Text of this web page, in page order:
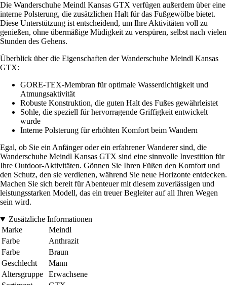
Die Wanderschuhe Meindl Kansas GTX verfügen außerdem über eine
interne Polsterung, die zusätzlichen Halt für das Fußgewölbe bietet.
Diese Unterstützung ist entscheidend, um Ihre Aktivitäten voll zu
genießen, ohne übermäßige Müdigkeit zu verspüren, selbst nach vielen
Stunden des Gehens.
Überblick über die Eigenschaften der Wanderschuhe Meindl Kansas
GTX:
GORE-TEX-Membran für optimale Wasserdichtigkeit und
Atmungsaktivität
Robuste Konstruktion, die guten Halt des Fußes gewährleistet
Sohle, die speziell für hervorragende Griffigkeit entwickelt
wurde
Interne Polsterung für erhöhten Komfort beim Wandern
Egal, ob Sie ein Anfänger oder ein erfahrener Wanderer sind, die
Wanderschuhe Meindl Kansas GTX sind eine sinnvolle Investition für
Ihre Outdoor-Aktivitäten. Gönnen Sie Ihren Füßen den Komfort und
den Schutz, den sie verdienen, während Sie neue Horizonte entdecken.
Machen Sie sich bereit für Abenteuer mit diesem zuverlässigen und
leistungsstarken Modell, das ein treuer Begleiter auf all Ihren Wegen
sein wird.
Zusätzliche Informationen
Marke
Meindl
Farbe
Anthrazit
Farbe
Braun
Geschlecht
Mann
Altersgruppe
Erwachsene